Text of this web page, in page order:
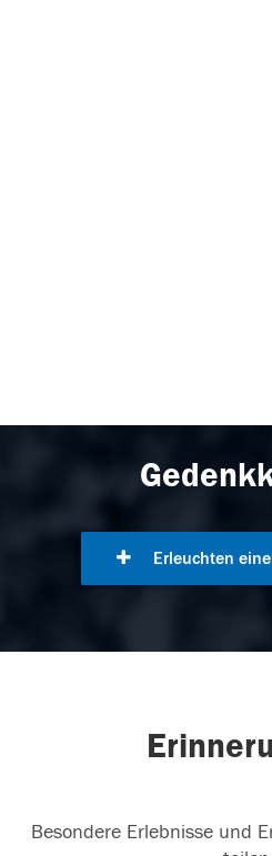
Erleuchten
Besondere Erlebnisse und